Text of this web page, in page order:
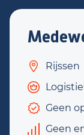
Rijssen
Geen
Geen